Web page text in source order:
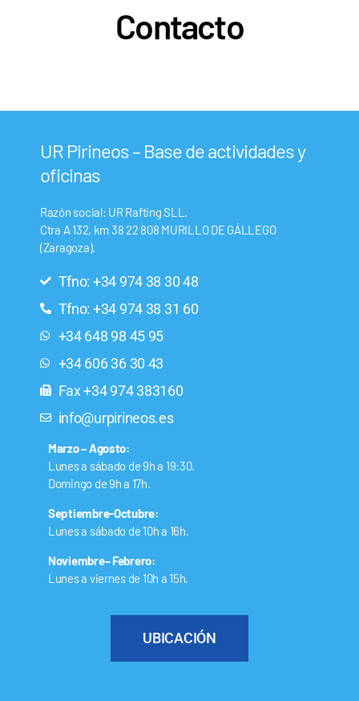
Contacto
UR Pirineos – Base de actividades y
oficinas
Razón social: UR Rafting SLL.
Ctra A 132, km 38 22 808 MURILLO DE GÁLLEGO
(Zaragoza).
Tfno: +34 974 38 30 48
Tfno: +34 974 38 31 60
+34 648 98 45 95
+34 606 36 30 43
Fax +34 974 383160
info@urpirineos.es
Marzo – Agosto:
Lunes a sábado de 9h a 19:30.
Domingo de 9h a 17h.
Septiembre-Octubre:
Lunes a sábado de 10h a 16h.
Noviembre– Febrero:
Lunes a viernes de 10h a 15h.
UBICACIÓN